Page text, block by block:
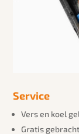
Service
Vers en koel
Gratis